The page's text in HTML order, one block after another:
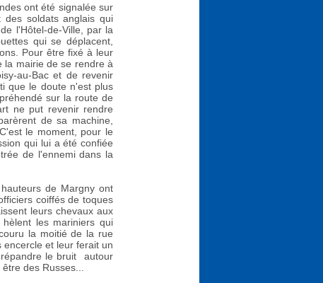
ont été signalée sur
soldats anglais qui
l'Hôtel-de-Ville, par la
qui se déplacent,
Pour être fixé à leur
la mairie de se rendre à
au-Bac et de revenir
que le doute n'est plus
sur la route de
ne put revenir rendre
de sa machine,
C'est le moment, pour le
qui lui a été confiée
de l'ennemi dans la
de Margny ont
coiffés de toques
leurs chevaux aux
les mariniers qui
la moitié de la rue
et leur ferait un
le bruit autour
des Russes...